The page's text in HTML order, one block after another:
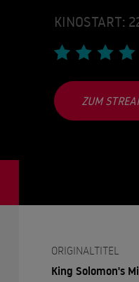
KINOSTART:
ZUM
ORIGINALTITEL
King Solomon's